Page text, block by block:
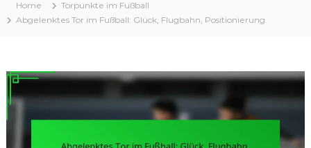
Home
Torpunkte im Fußball
Abgelenktes Tor im Fußball: Glück, Flugbahn, Positionierung